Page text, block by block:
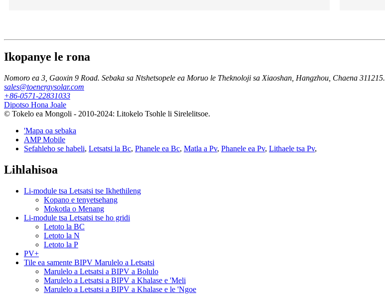
Ikopanye le rona
Nomoro ea 3, Gaoxin 9 Road. Sebaka sa Ntshetsopele ea Moruo le Theknoloji sa Xiaoshan, Hangzhou, Chaena 311215.
sales@toenergysolar.com
+86-0571-22831033
Dipotso Hona Joale
© Tokelo ea Mongoli - 2010-2024: Litokelo Tsohle li Sirelelitsoe.
'Mapa oa sebaka
AMP Mobile
Sefahleho se habeli, Letsatsi la Bc, Phanele ea Bc, Matla a Pv, Phanele ea Pv, Lithaele tsa Pv,
Lihlahisoa
Li-module tsa Letsatsi tse Ikhethileng
Kopano e tenyetsehang
Mokotla o Menang
Li-module tsa Letsatsi tse ho gridi
Letoto la BC
Letoto la N
Letoto la P
PV+
Tile ea samente BIPV Marulelo a Letsatsi
Marulelo a Letsatsi a BIPV a Bolulo
Marulelo a Letsatsi a BIPV a Khalase e 'Meli
Marulelo a Letsatsi a BIPV a Khalase e le 'Ngoe